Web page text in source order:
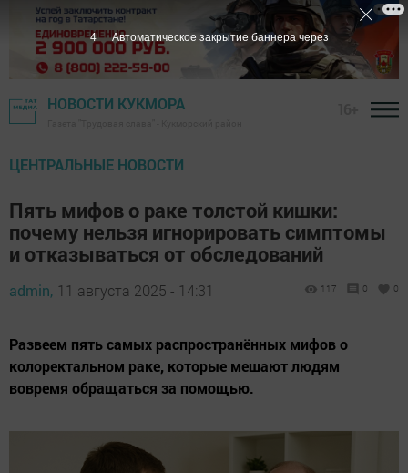
НОВОСТИ КУКМОРА
ЦЕНТРАЛЬНЫЕ НОВОСТИ
Пять мифов о раке толстой кишки:
почему нельзя игнорировать симптомы
и отказываться от обследований
admin, 11 августа 2025 - 14:31 117 0 0
Развеем пять самых распространённых мифов о
колоректальном раке, которые мешают людям
вовремя обращаться за помощью.
3 Автоматическое закрытие баннера через